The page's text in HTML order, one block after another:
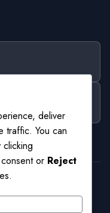
Facebook Sayfamız :
deliver
traffic. You can
or Reject